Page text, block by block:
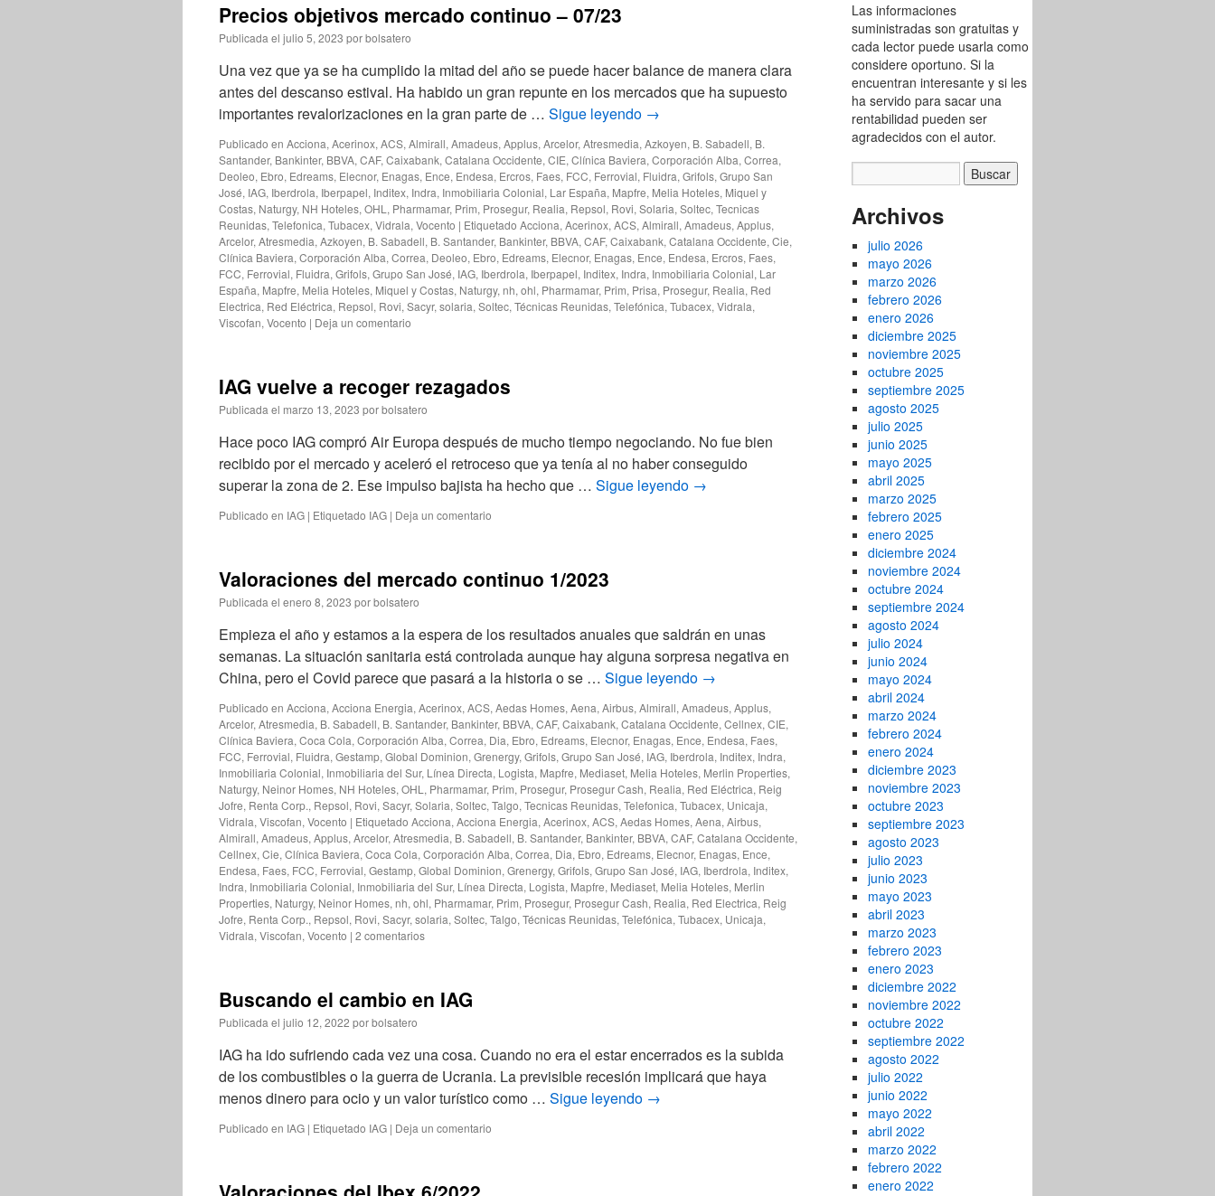
Precios objetivos mercado continuo – 07/23
Publicada el julio 5, 2023 porbolsatero
Una vez que ya se ha cumplido la mitad del año se puede hacer balance de manera clara
antes del descanso estival. Ha habido un gran repunte en los mercados que ha supuesto
importantes revalorizaciones en la gran parte de … Sigue leyendo →
Publicado en Acciona, Acerinox, ACS, Almirall, Amadeus, Applus, Arcelor, Atresmedia, Azkoyen, B. Sabadell, B.
Santander, Bankinter, BBVA, CAF, Caixabank, Catalana Occidente, CIE, Clínica Baviera, Corporación Alba, Correa,
Deoleo, Ebro, Edreams, Elecnor, Enagas, Ence, Endesa, Ercros, Faes, FCC, Ferrovial, Fluidra, Grifols, Grupo San
José, IAG, Iberdrola, Iberpapel, Inditex, Indra, Inmobiliaria Colonial, Lar España, Mapfre, Melia Hoteles, Miquel y
Costas, Naturgy, NH Hoteles, OHL , Pharmamar, Prim, Prosegur, Realia, Repsol, Rovi, Solaria, Soltec, Tecnicas
Reunidas, Telefonica, Tubacex, Vidrala, Vocento | Etiquetado Acciona, Acerinox, ACS, Almirall, Amadeus, Applus,
Arcelor, Atresmedia, Azkoyen, B. Sabadell, B. Santander, Bankinter, BBVA, CAF, Caixabank, Catalana Occidente, Cie,
Clínica Baviera, Corporación Alba, Correa, Deoleo, Ebro, Edreams, Elecnor, Enagas, Ence, Endesa, Ercros, Faes,
FCC, Ferrovial, Fluidra, Grifols, Grupo San José, IAG, Iberdrola, Iberpapel, Inditex, Indra, Inmobiliaria Colonial, Lar
España, Mapfre, Melia Hoteles, Miquel y Costas, Naturgy, nh, ohl, Pharmamar, Prim, Prisa, Prosegur, Realia, Red
Electrica, Red Eléctrica, Repsol, Rovi, Sacyr, solaria, Soltec, Técnicas Reunidas, Telefónica, Tubacex, Vidrala,
Viscofan, Vocento | Deja un comentario
IAG vuelve a recoger rezagados
Publicada el marzo 13, 2023 porbolsatero
Hace poco IAG compró Air Europa después de mucho tiempo negociando. No fue bien
recibido por el mercado y aceleró el retroceso que ya tenía al no haber conseguido
superar la zona de 2. Ese impulso bajista ha hecho que … Sigue leyendo →
Publicado en IAG | Etiquetado IAG | Deja un comentario
Valoraciones del mercado continuo 1/2023
Publicada el enero 8, 2023 porbolsatero
Empieza el año y estamos a la espera de los resultados anuales que saldrán en unas
semanas. La situación sanitaria está controlada aunque hay alguna sorpresa negativa en
China, pero el Covid parece que pasará a la historia o se … Sigue leyendo →
Publicado en Acciona, Acciona Energia, Acerinox, ACS, Aedas Homes, Aena, Airbus, Almirall, Amadeus, Applus,
Arcelor, Atresmedia, B. Sabadell, B. Santander, Bankinter, BBVA, CAF, Caixabank, Catalana Occidente, Cellnex, CIE,
Clínica Baviera, Coca Cola, Corporación Alba, Correa, Dia, Ebro, Edreams, Elecnor, Enagas, Ence, Endesa, Faes,
FCC, Ferrovial, Fluidra, Gestamp, Global Dominion, Grenergy, Grifols, Grupo San José, IAG, Iberdrola, Inditex, Indra,
Inmobiliaria Colonial, Inmobiliaria del Sur, Línea Directa, Logista, Mapfre, Mediaset, Melia Hoteles, Merlin Properties,
Naturgy, Neinor Homes, NH Hoteles, OHL , Pharmamar, Prim, Prosegur, Prosegur Cash, Realia, Red Eléctrica, Reig
Jofre, Renta Corp., Repsol, Rovi, Sacyr, Solaria, Soltec, Talgo, Tecnicas Reunidas, Telefonica, Tubacex, Unicaja,
Vidrala, Viscofan, Vocento | Etiquetado Acciona, Acciona Energia, Acerinox, ACS, Aedas Homes, Aena, Airbus,
Almirall, Amadeus, Applus, Arcelor, Atresmedia, B. Sabadell, B. Santander, Bankinter, BBVA, CAF, Catalana Occidente,
Cellnex, Cie, Clínica Baviera, Coca Cola, Corporación Alba, Correa, Dia, Ebro, Edreams, Elecnor, Enagas, Ence,
Endesa, Faes, FCC, Ferrovial, Gestamp, Global Dominion, Grenergy, Grifols, Grupo San José, IAG, Iberdrola, Inditex,
Indra, Inmobiliaria Colonial, Inmobiliaria del Sur, Línea Directa, Logista, Mapfre, Mediaset, Melia Hoteles, Merlin
Properties, Naturgy, Neinor Homes, nh, ohl, Pharmamar, Prim, Prosegur, Prosegur Cash, Realia, Red Electrica, Reig
Jofre, Renta Corp., Repsol, Rovi, Sacyr, solaria, Soltec, Talgo, Técnicas Reunidas, Telefónica, Tubacex, Unicaja,
Vidrala, Viscofan, Vocento | 2 comentarios
Buscando el cambio en IAG
Publicada el julio 12, 2022 porbolsatero
IAG ha ido sufriendo cada vez una cosa. Cuando no era el estar encerrados es la subida
de los combustibles o la guerra de Ucrania. La previsible recesión implicará que haya
menos dinero para ocio y un valor turístico como … Sigue leyendo →
Publicado en IAG | Etiquetado IAG | Deja un comentario
Las informaciones
suministradas son gratuitas y
cada lector puede usarla como
considere oportuno. Si la
encuentran interesante y si les
ha servido para sacar una
rentabilidad pueden ser
agradecidos con el autor.
Archivos
julio 2026
mayo 2026
marzo 2026
febrero 2026
enero 2026
diciembre 2025
noviembre 2025
octubre 2025
septiembre 2025
agosto 2025
julio 2025
junio 2025
mayo 2025
abril 2025
marzo 2025
febrero 2025
enero 2025
diciembre 2024
noviembre 2024
octubre 2024
septiembre 2024
agosto 2024
julio 2024
junio 2024
mayo 2024
abril 2024
marzo 2024
febrero 2024
enero 2024
diciembre 2023
noviembre 2023
octubre 2023
septiembre 2023
agosto 2023
julio 2023
junio 2023
mayo 2023
abril 2023
marzo 2023
febrero 2023
enero 2023
diciembre 2022
noviembre 2022
octubre 2022
septiembre 2022
agosto 2022
julio 2022
junio 2022
mayo 2022
abril 2022
marzo 2022
febrero 2022
enero 2022